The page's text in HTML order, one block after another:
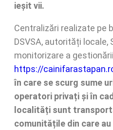
ieșit vii.
Centralizări realizate pe
DSVSA, autorități locale,
monitorizare a
https://
în care se scurg sume
operatori privați și în
localități sunt
comunitățile din care